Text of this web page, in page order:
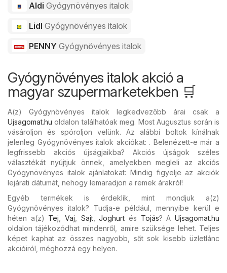
Aldi Gyógynövényes italok
Lidl Gyógynövényes italok
PENNY Gyógynövényes italok
Gyógynövényes italok akció a
magyar szupermarketekben 🛒
A(z) Gyógynövényes italok legkedvezőbb árai csak a
Ujsagomat.hu oldalon találhatóak meg. Most Augusztus során is
vásároljon és spóroljon velünk. Az alábbi boltok kínálnak
jelenleg Gyógynövényes italok akciókat: . Belenézett-e már a
legfrissebb akciós újságjaikba? Akciós újságok széles
választékát nyújtjuk önnek, amelyekben megleli az akciós
Gyógynövényes italok ajánlatokat: Mindig figyelje az akciók
lejárati dátumát, nehogy lemaradjon a remek árakról!
Egyéb termékek is érdeklik, mint mondjuk a(z)
Gyógynövényes italok? Tudja-e például, mennyibe kerül e
héten a(z) Tej ,Vaj Sajt,Joghurt és Tojás? AUjsagomat.hu
oldalon tájékozódhat mindenről, amire szüksége lehet. Teljes
képet kaphat az összes nagyobb, sőt sok kisebb üzletlánc
akcióiról, méghozzá egy helyen.